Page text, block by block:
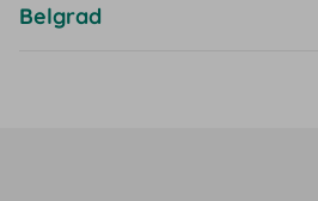
Belgrad